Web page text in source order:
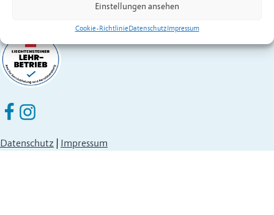
Einstellungen ansehen
Cookie-RichtlinieDatenschutzImpressum
Eschen Nendeln auf Facebook
Eschen Nendeln auf Instagram
Datenschutz | Impressum